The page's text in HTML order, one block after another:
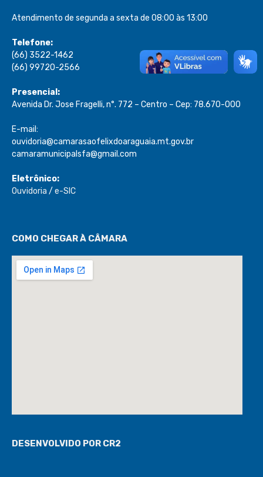
Atendimento de segunda a sexta de 08:00 às 13:00
Telefone:
(66) 3522-1462
(66) 99720-2566
Presencial:
Avenida Dr. Jose Fragelli, n°. 772 – Centro – Cep: 78.670-000
E-mail:
ouvidoria@camarasaofelixdoaraguaia.mt.gov.br
camaramunicipalsfa@gmail.com
Eletrônico:
Ouvidoria / e-SIC
COMO CHEGAR À CÂMARA
DESENVOLVIDO POR CR2